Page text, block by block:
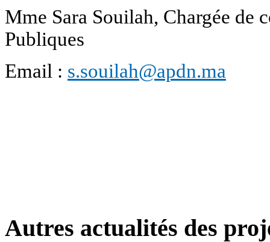
Mme Sara Souilah, Chargée de
Publiques
Email : s.souilah@apdn.ma
Autres actualités des